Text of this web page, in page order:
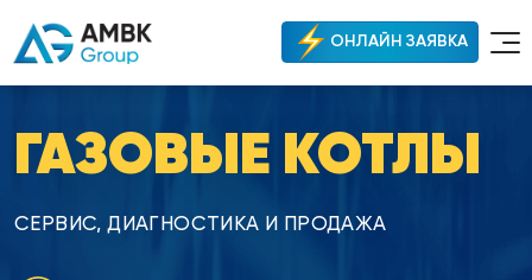
ОНЛАЙН ЗАЯВКА
ГАЗОВЫЕ КОТЛЫ
СЕРВИС, ДИАГНОСТИКА И ПРОДАЖА